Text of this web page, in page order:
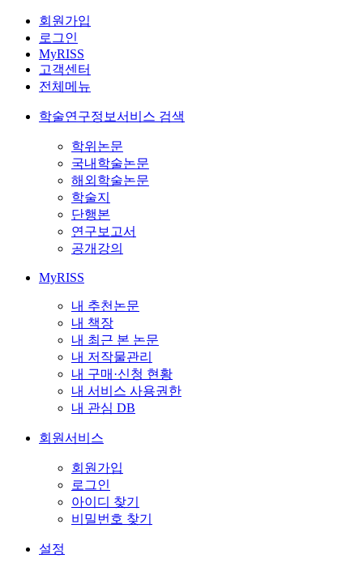
회원가입
로그인
MyRISS
고객센터
전체메뉴
학술연구정보서비스 검색
학위논문
국내학술논문
해외학술논문
학술지
단행본
연구보고서
공개강의
MyRISS
내 추천논문
내 책장
내 최근 본 논문
내 저작물관리
내 구매·신청 현황
내 서비스 사용권한
내 관심 DB
회원서비스
회원가입
로그인
아이디 찾기
비밀번호 찾기
설정